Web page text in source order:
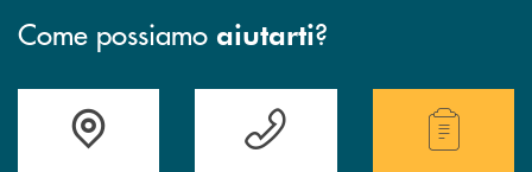
Come possiamo aiutarti?
Accedi all' elenco completo delle filiali.Hai bisogno di assistenza immediata?
Hai bisogno di